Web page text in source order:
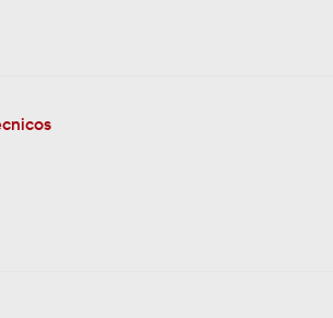
diverse Fahrzeuge 1 Stück